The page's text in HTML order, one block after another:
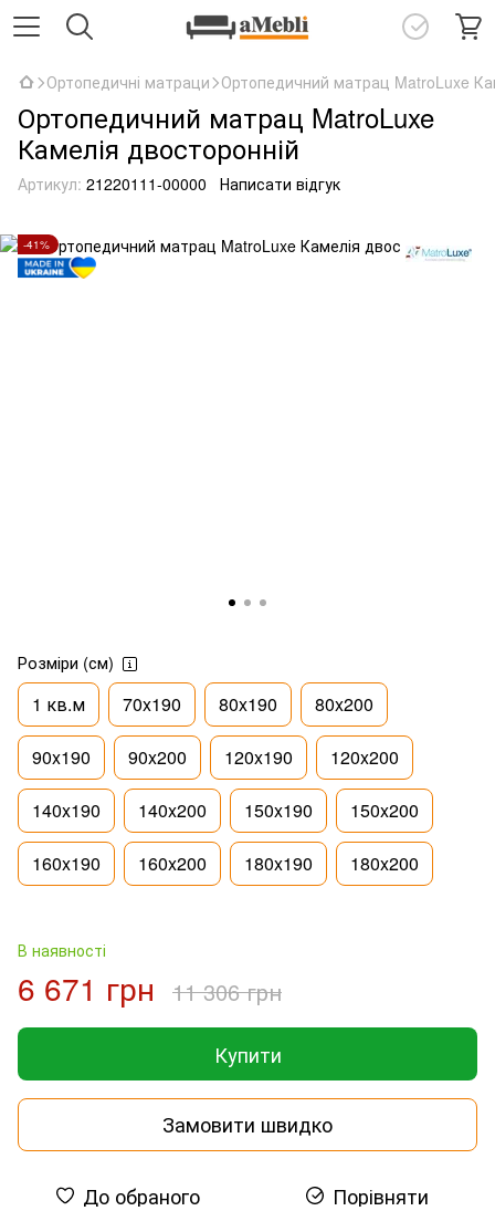
Ортопедичні матраци Ортопедичний матрац MatroLuxe
Ортопедичний матрац MatroLuxe
Камелія двосторонній
Артикул: 21220111-00000 Написати відгук
-41%
Розміри (см)
1 кв.м 70x190 80x190 80x200
90x190 90x200 120x190 120x200
140x190 140x200 150x190 150x200
160x190 160x200 180x190 180x200
В наявності
6 671 грн 11 306 грн
Купити
Замовити швидко
До обраного Порівняти